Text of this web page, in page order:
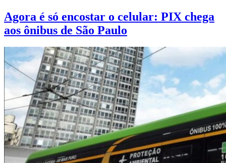
Agora é só encostar o celular: PIX chega
aos ônibus de São Paulo